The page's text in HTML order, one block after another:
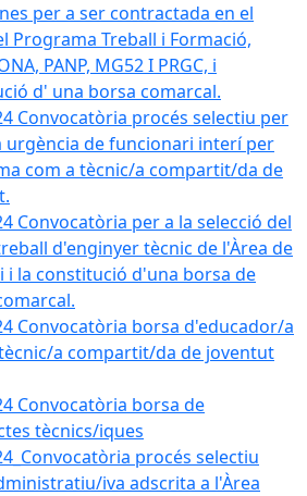
per a ser contractada en el
Programa Treball i Formació,
PANP, MG52 I PRGC, i
d' una borsa comarcal.
Convocatòria procés selectiu per
urgència de funcionari interí per
com a tècnic/a compartit/da de
Convocatòria per a la selecció del
d'enginyer tècnic de l'Àrea de
i la constitució d'una borsa de
Convocatòria borsa d'educador/a
a compartit/da de joventut
Convocatòria borsa de
tècnics/iques
procés selectiu
iva adscrita a l'Àrea